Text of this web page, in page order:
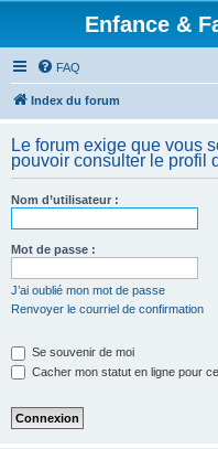
Enfance &
FAQ
Index du forum
Le forum exige que vous
pouvoir consulter le profil
Nom d’utilisateur :
Mot de passe :
J’ai oublié mon mot de passe
Renvoyer le courriel de confirmation
Se souvenir de moi
Cacher mon statut en ligne pour